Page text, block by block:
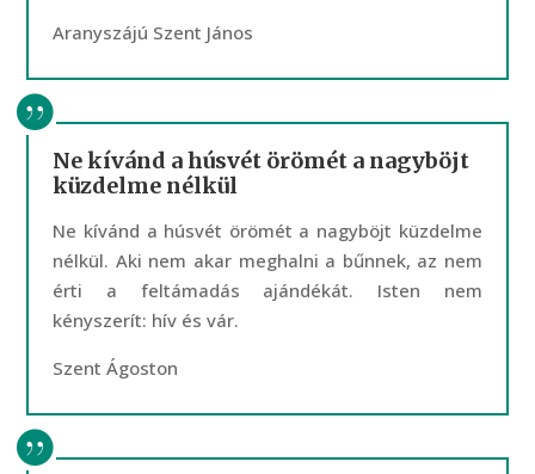
Aranyszájú Szent János
Ne kívánd a húsvét örömét a nagyböjt
küzdelme nélkül
Ne kívánd a húsvét örömét a nagyböjt küzdelme
nélkül. Aki nem akar meghalni a bűnnek, az nem
érti a feltámadás ajándékát. Isten nem
kényszerít: hív és vár.
Szent Ágoston